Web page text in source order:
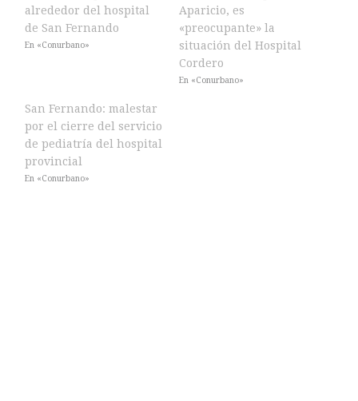
alrededor del hospital
de San Fernando
En «Conurbano»
Aparicio, es
«preocupante» la
situación del Hospital
Cordero
En «Conurbano»
San Fernando: malestar
por el cierre del servicio
de pediatría del hospital
provincial
En «Conurbano»